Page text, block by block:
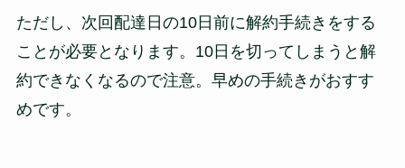
ただし、次回配達日の10日前に解約手続きをする
ことが必要となります。10日を切ってしまうと解
約できなくなるので注意。早めの手続きがおすす
めです。